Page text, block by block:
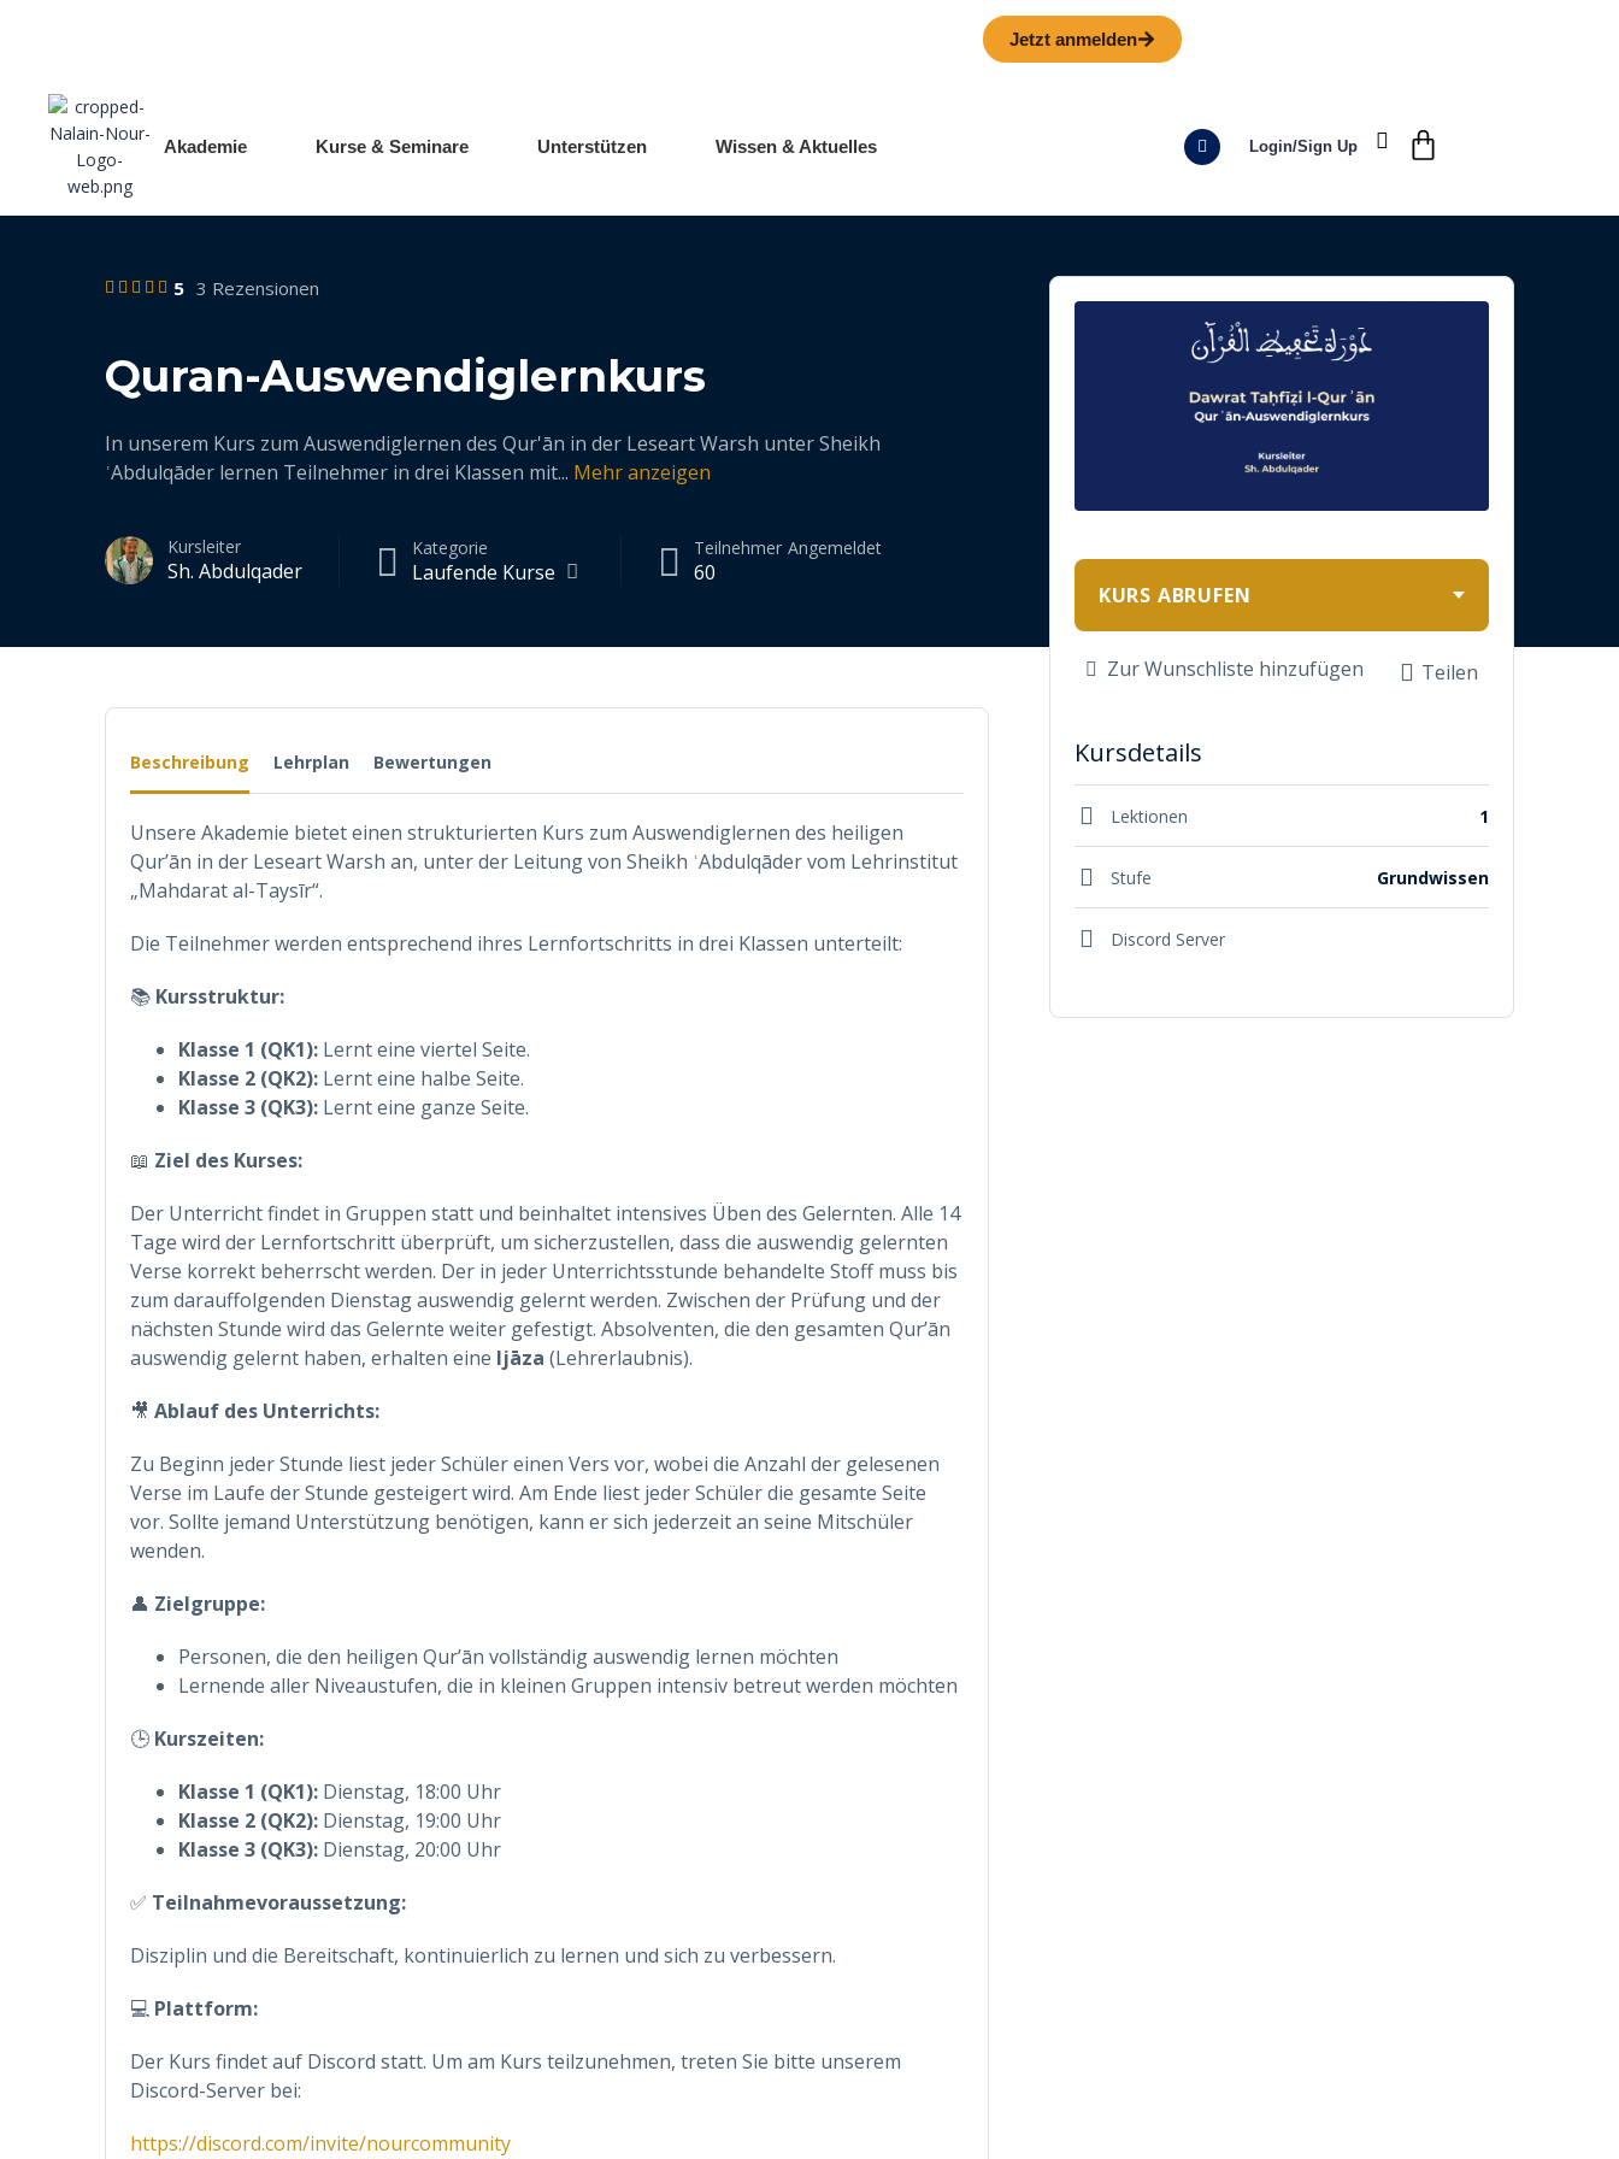
Jetzt anmelden
Akademie Kurse & Seminare Unterstützen Wissen & Aktuelles Login/sign Up
5 3 Rezensionen
Quran-Auswendiglernkurs
In unserem Kurs zum Auswendiglernen des Qur'ān in der Leseart Warsh unter Sheikh
ʿAbdulqāder lernen Teilnehmer in drei Klassen mit... Mehr anzeigen
Kursleiter
Sh. Abdulqader
Kategorie
Laufende Kurse 60
Teilnehmer Angemeldet
Beschreibung Lehrplan Bewertungen
Unsere Akademie bietet einen strukturierten Kurs zum Auswendiglernen des heiligen
Qur’ān in der Leseart Warsh an, unter der Leitung von Sheikh ʿAbdulqāder vom Lehrinstitut
„Mahdarat al-Taysīr“.
Die Teilnehmer werden entsprechend ihres Lernfortschritts in drei Klassen unterteilt:
📚 Kursstruktur:
Klasse 1 (QK1): Lernt eine viertel Seite.
Klasse 2 (QK2): Lernt eine halbe Seite.
Klasse 3 (QK3): Lernt eine ganze Seite.
📖 Ziel des Kurses:
Der Unterricht findet in Gruppen statt und beinhaltet intensives Üben des Gelernten. Alle 14
Tage wird der Lernfortschritt überprüft, um sicherzustellen, dass die auswendig gelernten
Verse korrekt beherrscht werden. Der in jeder Unterrichtsstunde behandelte Stoff muss bis
zum darauffolgenden Dienstag auswendig gelernt werden. Zwischen der Prüfung und der
nächsten Stunde wird das Gelernte weiter gefestigt. Absolventen, die den gesamten Qur’ān
auswendig gelernt haben, erhalten eine Ijāza (Lehrerlaubnis).
🎥 Ablauf des Unterrichts:
Zu Beginn jeder Stunde liest jeder Schüler einen Vers vor, wobei die Anzahl der gelesenen
Verse im Laufe der Stunde gesteigert wird. Am Ende liest jeder Schüler die gesamte Seite
vor. Sollte jemand Unterstützung benötigen, kann er sich jederzeit an seine Mitschüler
wenden.
👤 Zielgruppe:
Personen, die den heiligen Qur’ān vollständig auswendig lernen möchten
Lernende aller Niveaustufen, die in kleinen Gruppen intensiv betreut werden möchten
🕒 Kurszeiten:
Klasse 1 (QK1): Dienstag, 18:00 Uhr
Klasse 2 (QK2): Dienstag, 19:00 Uhr
Klasse 3 (QK3): Dienstag, 20:00 Uhr
✅ Teilnahmevoraussetzung:
Disziplin und die Bereitschaft, kontinuierlich zu lernen und sich zu verbessern.
💻 Plattform:
Der Kurs findet auf Discord statt. Um am Kurs teilzunehmen, treten Sie bitte unserem
Discord-Server bei:
https://discord.com/invite/nourcommunity
KURS ABRUFEN
Zur Wunschliste hinzufügen Teilen
Kursdetails
Lektionen 1
Stufe Grundwissen
Discord Server